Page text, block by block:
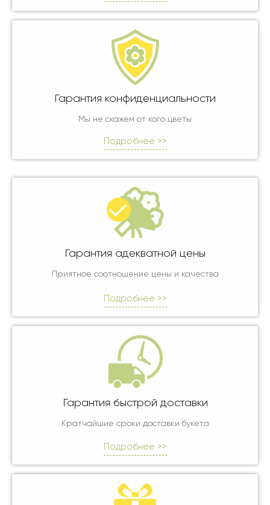
Гарантия конфиденциальности
Мы не скажем от кого цветы
Подробнее >>
Гарантия адекватной цены
Приятное соотношение цены и качества
Подробнее >>
Гарантия быстрой доставки
Кратчайшие сроки доставки букета
Подробнее >>